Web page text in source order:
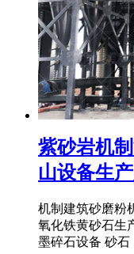
紫砂岩机
山设备生
机制建筑砂磨粉
氧化铁黄砂石生
墨碎石设备 砂石